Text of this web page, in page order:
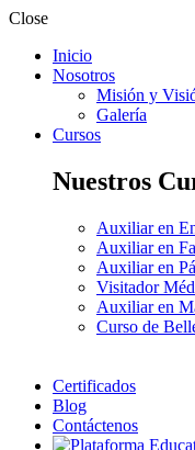
Close
Inicio
Nosotros
Misión y
Galería
Cursos
Nuestros
Auxiliar en
Auxiliar en
Auxiliar en
Visitador
Auxiliar en
Curso de
Certificados
Blog
Contáctenos